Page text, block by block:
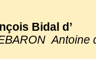
Bidal d’
Antoine